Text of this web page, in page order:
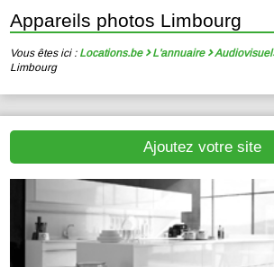
Appareils photos Limbourg
Vous êtes ici : Locations.be L'annuaire Audiovisuel
Limbourg
Ajoutez votre site